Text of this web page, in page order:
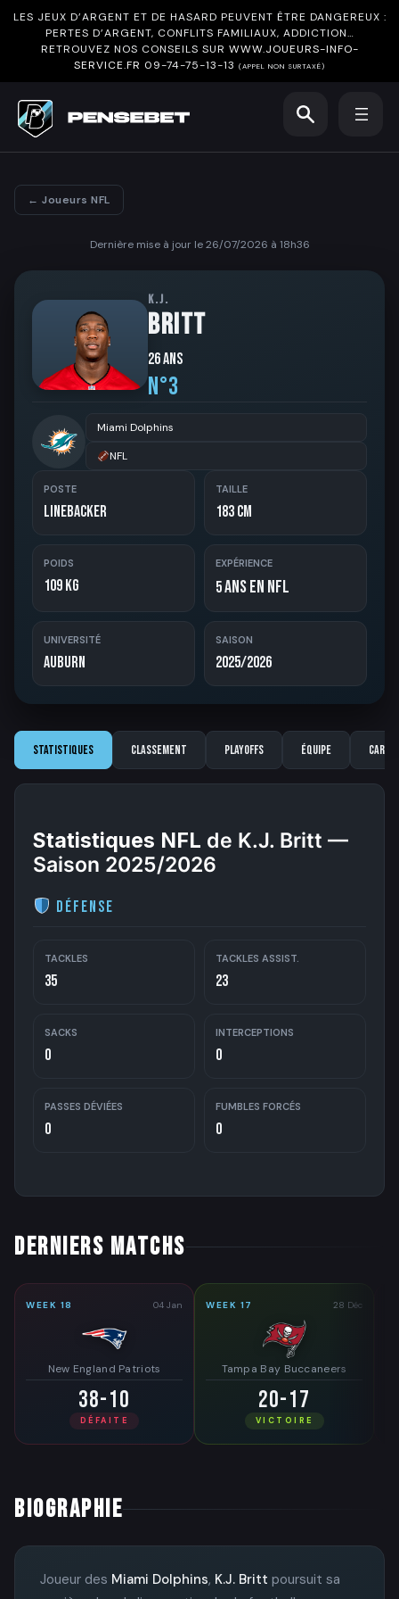
LES JEUX D’ARGENT ET DE HASARD PEUVENT ÊTRE DANGEREUX :
PERTES D’ARGENT, CONFLITS FAMILIAUX, ADDICTION…
RETROUVEZ NOS CONSEILS SUR WWW.JOUEURS-INFO-
SERVICE.FR 09-74-75-13-13 (APPEL NON SURTAXÉ)
← Joueurs NFL
Dernière mise à jour le 26/07/2026 à 18h36
K.J.
BRITT
26 ans
N°3
Miami Dolphins
NFL
POSTE
Linebacker
TAILLE
183 cm
POIDS
109 kg
EXPÉRIENCE
5ans en NFL
UNIVERSITÉ
Auburn
SAISON
2025/2026
Statistiques Classement Playoffs Équipe
Statistiques NFL de K.J. Britt —
Saison 2025/2026
Défense
TACKLES
35
TACKLES ASSIST.
23
SACKS
0
INTERCEPTIONS
0
PASSES DÉVIÉES
0
FUMBLES FORCÉS
0
DERNIERS MATCHS
WEEK 18 04 Jan
New England Patriots
38-10
DÉFAITE
WEEK 17 28 Déc
Tampa Bay Buccaneers
20-17
VICTOIRE
BIOGRAPHIE
Joueur des Miami Dolphins, K.J. Britt poursuit sa